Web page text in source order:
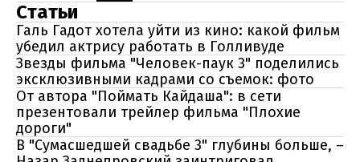
Статьи
Галь Гадот хотела уйти из кино: какой фильм
убедил актрису работать в Голливуде
Звезды фильма "Человек-паук 3" поделились
эксклюзивными кадрами со съемок: фото
От автора "Поймать Кайдаша": в сети
презентовали трейлер фильма "Плохие
дороги"
В "Сумасшедшей свадьбе 3" глубины больше, –